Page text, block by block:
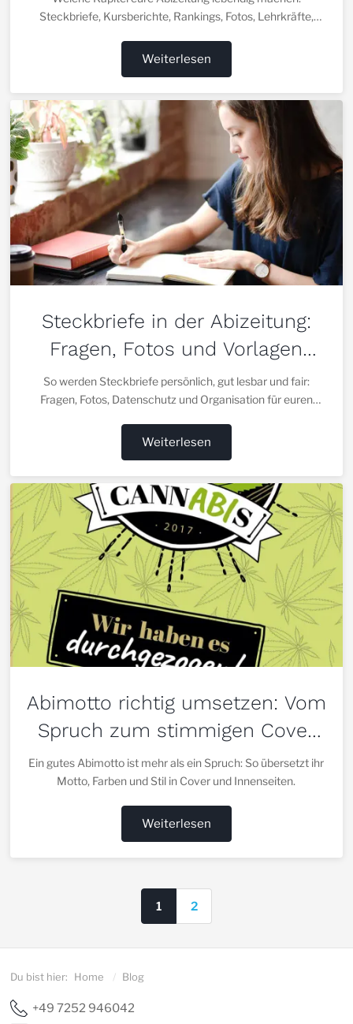
Steckbriefe, Kursberichte, Rankings, Fotos, Lehrkräfte,
Weiterlesen
Steckbriefe in der Abizeitung:
Fragen, Fotos und Vorlagen
richtig planen
So werden Steckbriefe persönlich, gut lesbar und fair:
Fragen, Fotos, Datenschutz und Organisation für euren
Weiterlesen
Abimotto richtig umsetzen: Vom
Spruch zum stimmigen Cover
und Layout
Ein gutes Abimotto ist mehr als ein Spruch: So übersetzt ihr
Motto, Farben und Stil in Cover und Innenseiten.
Weiterlesen
1 2
Du bist hier: Home / Blog
+49 7252 946042